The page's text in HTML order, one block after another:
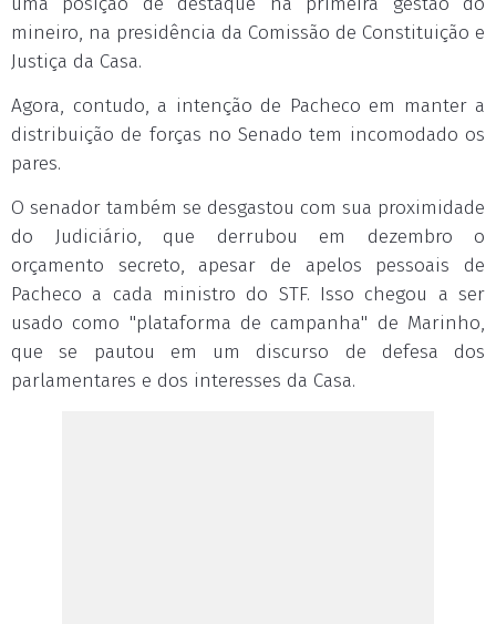
mineiro, na presidência da Comissão de Constituição e
Justiça da Casa.
Agora, contudo, a intenção de Pacheco em manter a
distribuição de forças no Senado tem incomodado os
pares.
O senador também se desgastou com sua proximidade
do Judiciário, que derrubou em dezembro o
orçamento secreto, apesar de apelos pessoais de
Pacheco a cada ministro do STF. Isso chegou a ser
usado como "plataforma de campanha" de Marinho,
que se pautou em um discurso de defesa dos
parlamentares e dos interesses da Casa.